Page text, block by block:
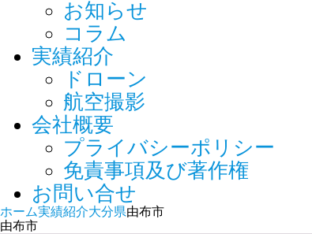
お知らせ
コラム
実績紹介
ドローン
航空撮影
会社概要
プライバシーポリシー
免責事項及び著作権
お問い合せ
ホーム実績紹介大分県由布市
由布市